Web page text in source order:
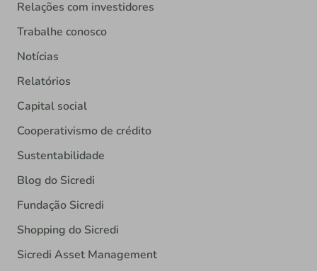
Relações com investidores
Trabalhe conosco
Notícias
Relatórios
Capital social
Cooperativismo de crédito
Sustentabilidade
Blog do Sicredi
Fundação Sicredi
Shopping do Sicredi
Sicredi Asset Management